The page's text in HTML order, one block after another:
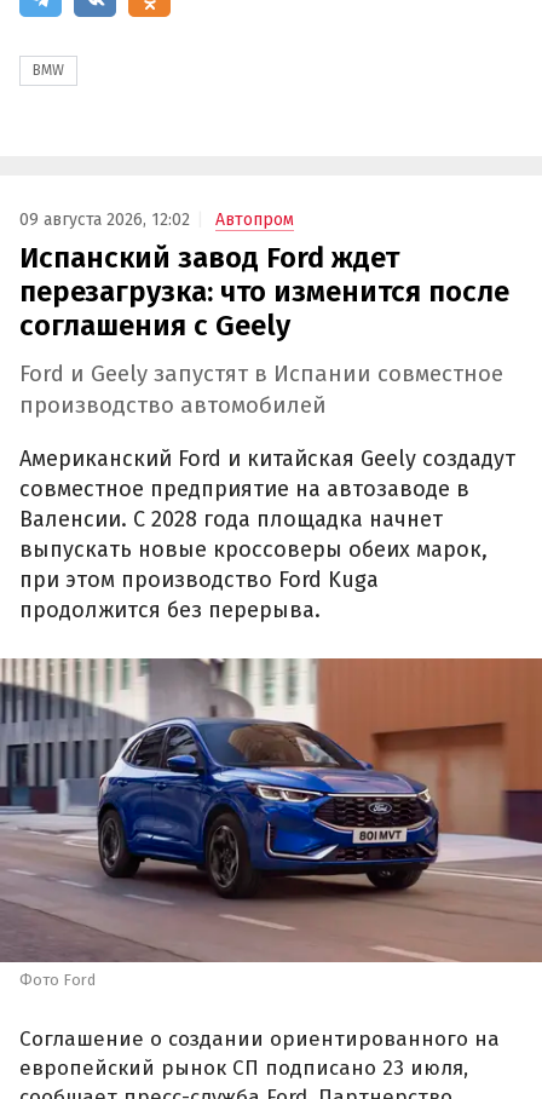
BMW
09 августа 2026, 12:02 Автопром
Испанский завод Ford ждет
перезагрузка: что изменится после
соглашения с Geely
Ford и Geely запустят в Испании совместное
производство автомобилей
Американский Ford и китайская Geely создадут
совместное предприятие на автозаводе в
Валенсии. С 2028 года площадка начнет
выпускать новые кроссоверы обеих марок,
при этом производство Ford Kuga
продолжится без перерыва.
Фото Ford
Соглашение о создании ориентированного на
европейский рынок СП подписано 23 июля,